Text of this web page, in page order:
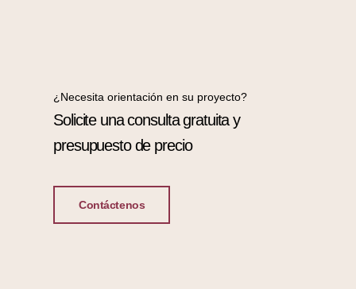
¿Necesita orientación en su proyecto?
Solicite una consulta gratuita y
presupuesto de precio
Contáctenos